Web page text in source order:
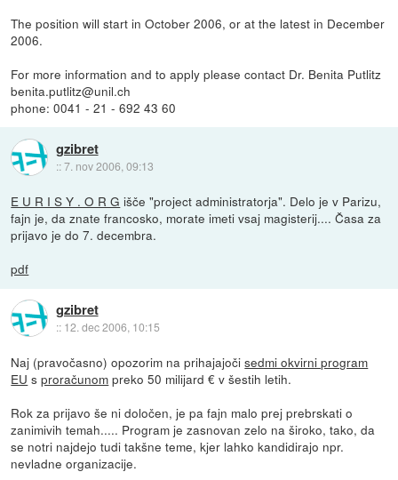
The position will start in October 2006, or at the latest in December
2006.
For more information and to apply please contact Dr. Benita Putlitz
benita.putlitz@unil.ch
phone: 0041 - 21 - 692 43 60
gzibret
::7. nov 2006, 09:13
E U R I S Y . O R G išče "project administratorja". Delo je v Parizu,
fajn je, da znate francosko, morate imeti vsaj magisterij.... Časa za
prijavo je do 7. decembra.
pdf
gzibret
:: 12. dec 2006, 10:15
Naj (pravočasno) opozorim na prihajajočisedmi okvirni program
EU sproračunom preko 50 milijard € v šestih letih.
Rok za prijavo še ni določen, je pa fajn malo prej prebrskati o
zanimivih temah..... Program je zasnovan zelo na široko, tako, da
se notri najdejo tudi takšne teme, kjer lahko kandidirajo npr.
nevladne organizacije.